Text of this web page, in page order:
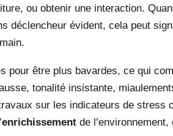
ou obtenir une interaction.
déclencheur évident, cela peut
pour être plus bavardes, ce qui
tonalité insistante,
sur les indicateurs de stress
enrichissement de